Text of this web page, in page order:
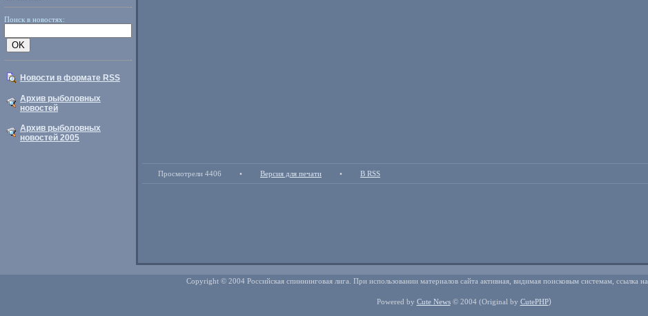
Поиск в новостях:
Новости в формате RSS
Архив рыболовных
новостей
Архив рыболовных
новостей 2005
Просмотрели 4406 • Версия для печати • В RSS
Copyright © 2004 Российская спиннинговая лига. При использовании материалов сайта активная, видимая поисковым системам, ссылка на
Powered by Cute News© 2004 (Original by CutePHP)